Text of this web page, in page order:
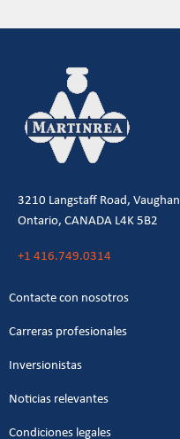
3210 Langstaff Road, Vaughan
Ontario, CANADA L4K 5B2
+1 416.749.0314
Contacte con nosotros
Carreras profesionales
Inversionistas
Noticias relevantes
Condiciones legales